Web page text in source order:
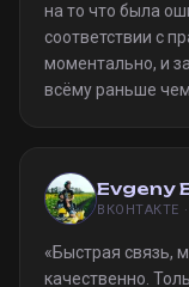
на то что была
соответствии с
моментально, и
всёму раньше
Evgeny
ВКОНТАКТЕ ·
«Быстрая связь,
качественно.